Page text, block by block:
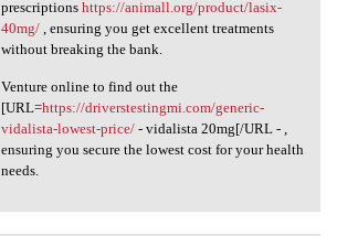
prescriptions https://animall.org/product/lasix-
40mg/, ensuring you get excellent treatments
without breaking the bank.
Venture online to find out the
[URL=https://driverstestingmi.com/generic-
vidalista-lowest-price/- vidalista 20mg[/URL - ,
ensuring you secure the lowest cost for your health
needs.